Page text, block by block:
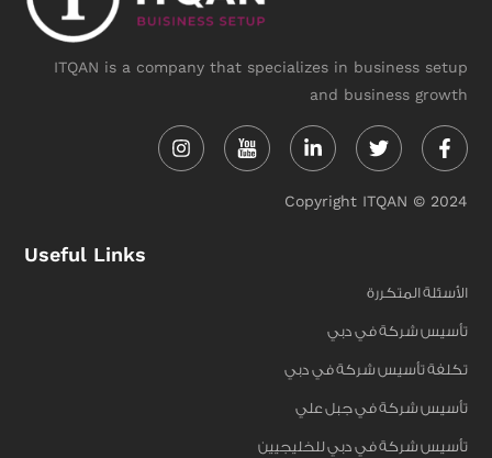
ITQAN is a company that specializes in business setup
and business growth
in f
Copyright ITQAN © 2024
Useful Links
الأسئلة المتكررة
تأسيس شركة في دبي
تكلفة تأسيس شركة في دبي
تأسيس شركة في جبل علي
تأسيس شركة في دبي للخليجيين